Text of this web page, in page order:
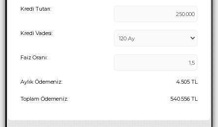
Kredi Tutarı:
Kredi Vadesi:
Faiz Oranı:
Aylık Ödemeniz: 4.505 TL
Toplam Ödemeniz: 540.556 TL